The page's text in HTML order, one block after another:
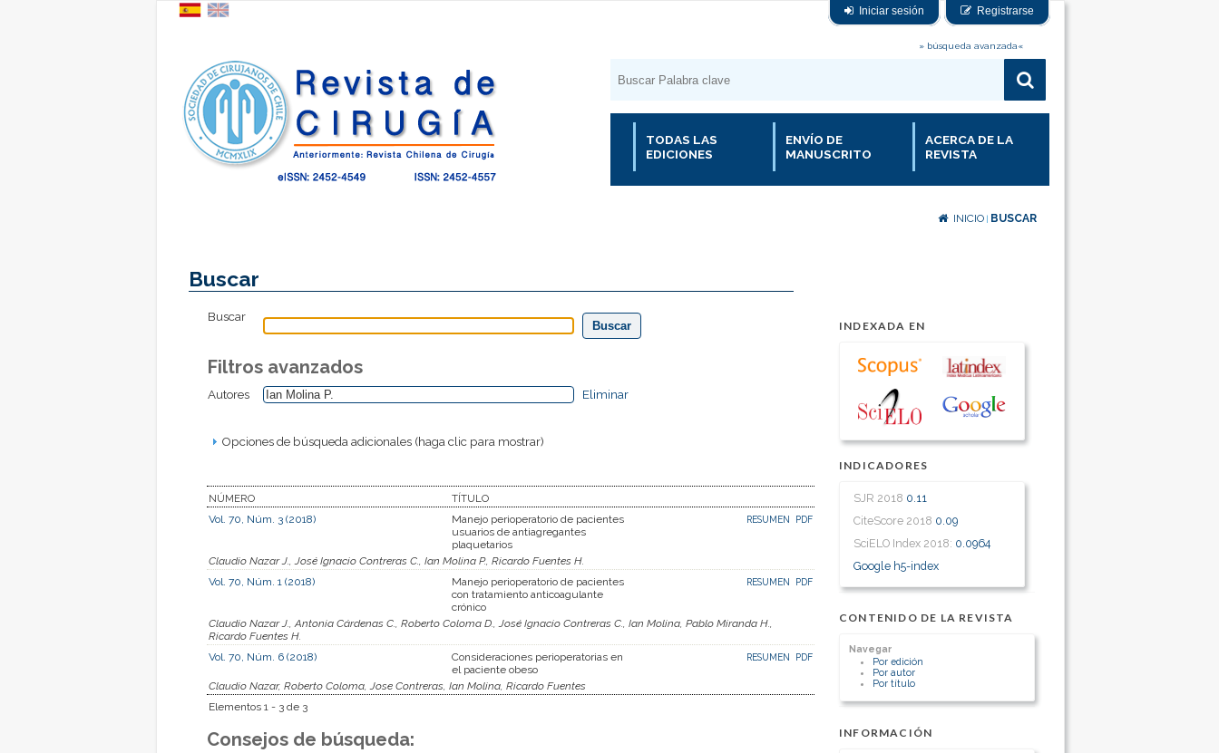
Iniciar sesión Registrarse
» búsqueda avanzada«
TODAS LAS
EDICIONES
ENVÍO DE
MANUSCRITO
ACERCA DE LA
REVISTA
INICIO BUSCAR
INDEXADA EN
INDICADORES
SJR 2018 0.11
CiteScore 2018 0.09
SciELO Index 2018: 0.0964
Google h5-index
CONTENIDO DE LA REVISTA
Navegar
Por edición
Por autor
Por título
INFORMACIÓN
Buscar
Buscar
Filtros avanzados
Autores Eliminar
Opciones de búsqueda adicionales (haga clic para mostrar)
NÚMERO
TÍTULO
Vol. 70, Núm. 3 (2018)
Manejo perioperatorio de pacientes
usuarios de antiagregantes
plaquetarios
RESUMEN PDF
Claudio Nazar J., José Ignacio Contreras C., Ian Molina P., Ricardo Fuentes H.
Vol. 70, Núm. 1 (2018)
Manejo perioperatorio de pacientes
con tratamiento anticoagulante
crónico
RESUMEN PDF
Claudio Nazar J., Antonia Cárdenas C., Roberto Coloma D., José Ignacio Contreras C., Ian Molina, Pablo Miranda H.,
Ricardo Fuentes H.
Vol. 70, Núm. 6 (2018)
Consideraciones perioperatorias en
el paciente obeso
RESUMEN PDF
Claudio Nazar, Roberto Coloma, Jose Contreras, Ian Molina, Ricardo Fuentes
Elementos 1 - 3 de 3
Consejos de búsqueda: